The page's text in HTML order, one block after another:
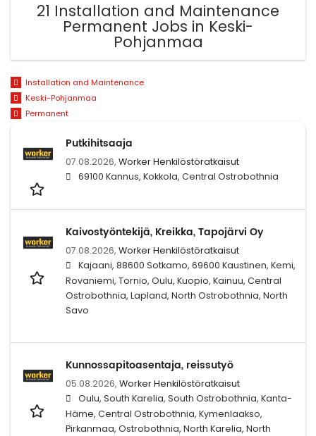
21 Installation and Maintenance
Permanent Jobs in Keski-
Pohjanmaa
Installation and Maintenance
Keski-Pohjanmaa
Permanent
Putkihitsaaja
07.08.2026, Worker Henkilöstöratkaisut
69100 Kannus, Kokkola, Central Ostrobothnia
Kaivostyöntekijä, Kreikka, Tapojärvi Oy
07.08.2026, Worker Henkilöstöratkaisut
Kajaani, 88600 Sotkamo, 69600 Kaustinen, Kemi,
Rovaniemi, Tornio, Oulu, Kuopio, Kainuu, Central
Ostrobothnia, Lapland, North Ostrobothnia, North
Savo
Kunnossapitoasentaja, reissutyö
05.08.2026, Worker Henkilöstöratkaisut
Oulu, South Karelia, South Ostrobothnia, Kanta-
Häme, Central Ostrobothnia, Kymenlaakso,
Pirkanmaa, Ostrobothnia, North Karelia, North